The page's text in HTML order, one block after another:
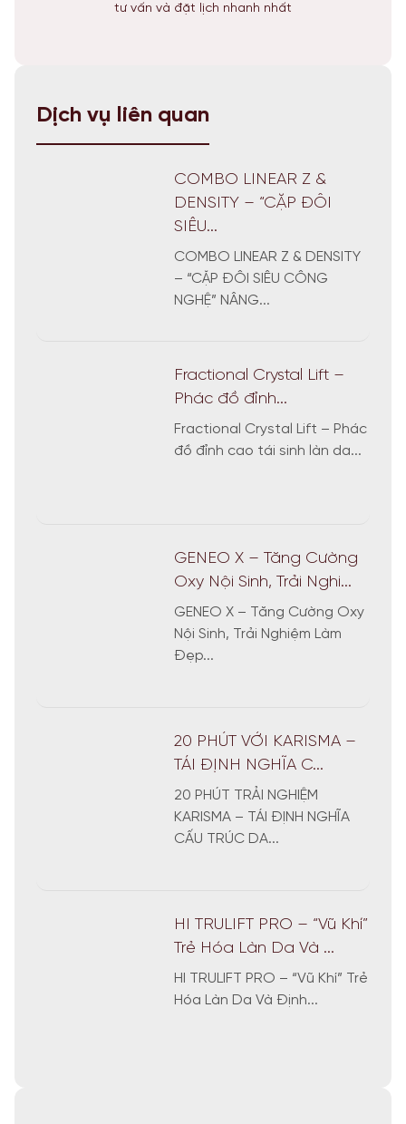
tư vấn và đặt lịch nhanh nhất
Dịch vụ liên quan
COMBO LINEAR Z &
DENSITY – “CẶP ĐÔI
SIÊU...
COMBO LINEAR Z & DENSITY
– “CẶP ĐÔI SIÊU CÔNG
NGHỆ” NÂNG...
Fractional Crystal Lift –
Phác đồ đỉnh...
Fractional Crystal Lift – Phác
đồ đỉnh cao tái sinh làn da...
GENEO X – Tăng Cường
Oxy Nội Sinh, Trải Nghi...
GENEO X – Tăng Cường Oxy
Nội Sinh, Trải Nghiệm Làm
Đẹp...
20 PHÚT VỚI KARISMA –
TÁI ĐỊNH NGHĨA C...
20 PHÚT TRẢI NGHIỆM
KARISMA – TÁI ĐỊNH NGHĨA
CẤU TRÚC DA...
HI TRULIFT PRO – “Vũ Khí”
Trẻ Hóa Làn Da Và ...
HI TRULIFT PRO – “Vũ Khí” Trẻ
Hóa Làn Da Và Định...